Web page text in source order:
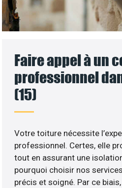
Faire appel à un
professionnel
(15)
Votre toiture nécessite
professionnel. Certes, elle
tout en assurant une
pourquoi choisir nos
précis et soigné. Par ce